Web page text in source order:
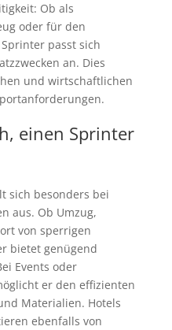
Ob als
oder für den
passt sich
an. Dies
und wirtschaftlichen
einen Sprinter
sich besonders bei
aus. Ob Umzug,
von sperrigen
bietet genügend
Events oder
er den effizienten
Materialien. Hotels
ebenfalls von